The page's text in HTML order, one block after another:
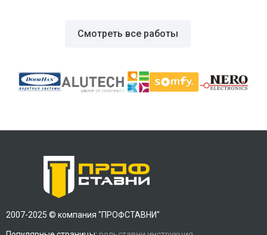
Смотреть все работы
2007-2025 © компания "ПРОФСТАВНИ"